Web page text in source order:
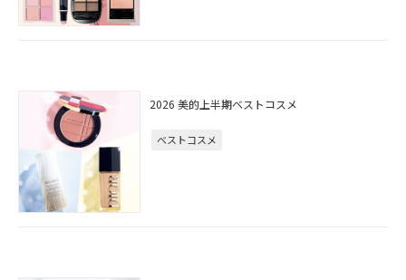
2026 美的上半期ベストコスメ
ベストコスメ